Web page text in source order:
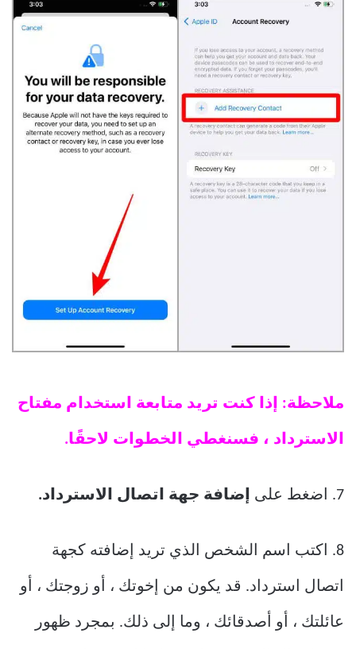
ملاحظة: إذا كنت تريد متابعة استخدام مفتاح
الاسترداد ، فسنغطي الخطوات لاحقًا.
7. اضغط على إضافة جهة اتصال الاسترداد.
8. اكتب اسم الشخص الذي تريد إضافته كجهة
اتصال استرداد. قد يكون من إخوتك ، أو زوجتك ، أو
عائلتك ، أو أصدقائك ، وما إلى ذلك. بمجرد ظهور